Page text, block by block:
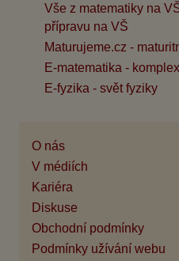
Vše z matematiky na
přípravu na VŠ
Maturujeme.cz -
E-matematika -
E-fyzika - svět fyziky
O nás
V médiích
Kariéra
Diskuse
Obchodní podmínky
Podmínky užívání webu